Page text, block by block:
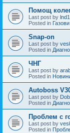
Помощ
Last post by lnd1
Posted in
Snap-on
Last post by
Posted in
ЧНГ
Last post by
Posted in
Autoboss
Last post by
Posted in
Проблем с
Last post by
Posted in